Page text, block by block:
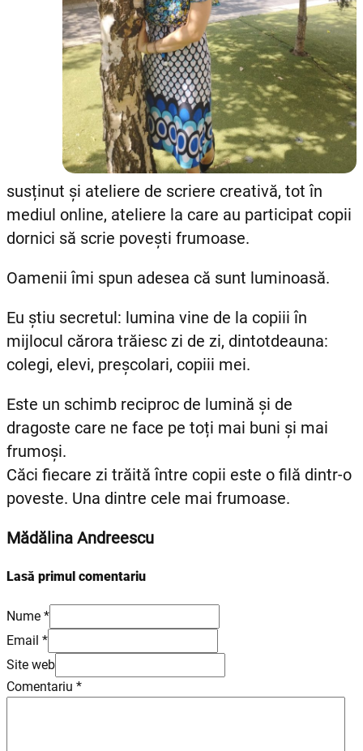
susținut și ateliere de scriere creativă, tot în
mediul online, ateliere la care au participat copii
dornici să scrie povești frumoase.
Oamenii îmi spun adesea că sunt luminoasă.
Eu știu secretul: lumina vine de la copiii în
mijlocul cărora trăiesc zi de zi, dintotdeauna:
colegi, elevi, preșcolari, copiii mei.
Este un schimb reciproc de lumină și de
dragoste care ne face pe toți mai buni și mai
frumoși.
Căci fiecare zi trăită între copii este o filă dintr-o
poveste. Una dintre cele mai frumoase.
Mădălina Andreescu
Lasă primul comentariu
Nume *
Email *
Site web
Comentariu *